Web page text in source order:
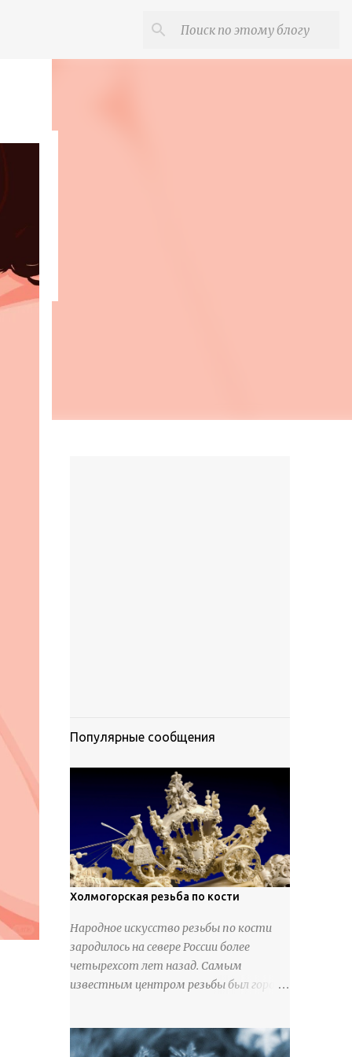
Популярные сообщения
Холмогорская резьба по кости
Народное искусство резьбы по кости
зародилось на севере России более
четырехсот лет назад. Самым
известным центром резьбы был город
служили кости тюленей, рыб и моржей.